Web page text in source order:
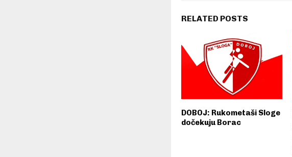
RELATED POSTS
DOBOJ: Rukometaši Sloge
dočekuju Borac